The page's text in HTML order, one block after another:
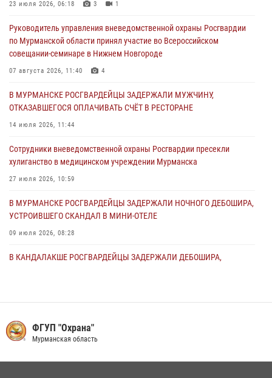
Мурманские росгвардейцы задержали мужчину, не оплатившего
30 июля 2026, 06:44
В Мурманске сотрудники Росгвардии пресекли ночной дебош в
баре на улице Орликовой
Сотрудники вневедомственной охраны Росгвардии пресекли
хулиганство в медицинском учреждении Мурманска
В МУРМАНСКЕ СОТРУДНИКИ РОСГВАРДИИ ЗАДЕРЖАЛИ
МУРМАНЧАНИНА ЗА ПОПЫТКУ КРАЖИ ВЕЛОАКСЕССУАРОВ ИЗ
24 июля 2026, 09:21
23 июля 2026, 06:18 3 1
Руководитель управления вневедомственной охраны Росгвардии
по Мурманской области принял участие во Всероссийском
совещании-семинаре в Нижнем Новгороде
07 августа 2026, 11:40 4
В МУРМАНСКЕ РОСГВАРДЕЙЦЫ ЗАДЕРЖАЛИ МУЖЧИНУ,
ОТКАЗАВШЕГОСЯ ОПЛАЧИВАТЬ СЧЁТ В РЕСТОРАНЕ
14 июля 2026, 11:44
Сотрудники вневедомственной охраны Росгвардии пресекли
хулиганство в медицинском учреждении Мурманска
27 июля 2026, 10:59
В МУРМАНСКЕ РОСГВАРДЕЙЦЫ ЗАДЕРЖАЛИ НОЧНОГО ДЕБОШИРА,
УСТРОИВШЕГО СКАНДАЛ В МИНИ-ОТЕЛЕ
09 июля 2026, 08:28
В КАНДАЛАКШЕ РОСГВАРДЕЙЦЫ ЗАДЕРЖАЛИ ДЕБОШИРА,
УГРОЖАВШЕГО ПОСЕТИТЕЛЯМ МЕДИЦИНСКОГО УЧРЕЖДЕНИЯ
17 июля 2026, 09:10
ФГУП "Охрана"
Мурманская область